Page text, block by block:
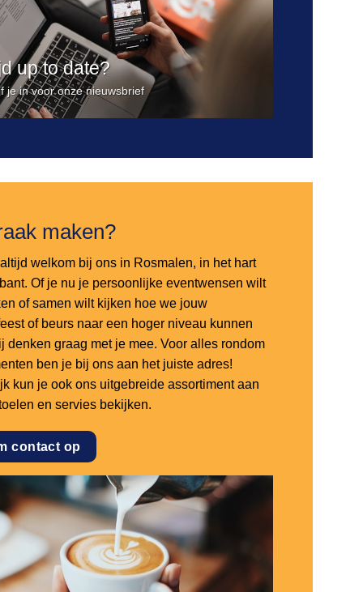
up to date?
je in voor onze nieuwsbrief
maken?
welkom bij ons in Rosmalen, in het hart
Of je nu je persoonlijke eventwensen wilt
of samen wilt kijken hoe we jouw
of beurs naar een hoger niveau kunnen
denken graag met je mee. Voor alles rondom
ben je bij ons aan het juiste adres!
kun je ook ons uitgebreide assortiment aan
en servies bekijken.
contact op